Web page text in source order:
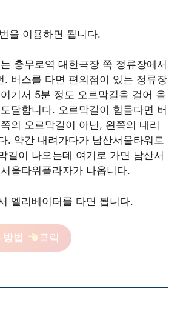
을 이용하면 됩니다.
충무로역 대한극장 쪽 정류장에서
. 버스를 타면 편의점이 있는 정류장
기서 5분 정도 오르막길을 걸어 올
달합니다. 오르막길이 힘들다면 버
의 오르막길이 아닌, 왼쪽의 내리
. 약간 내려가다가 남산서울타워로
길이 나오는데 여기로 가면 남산서
울타워플라자가 나옵니다.
엘리베이터를 타면 됩니다.
법 클릭